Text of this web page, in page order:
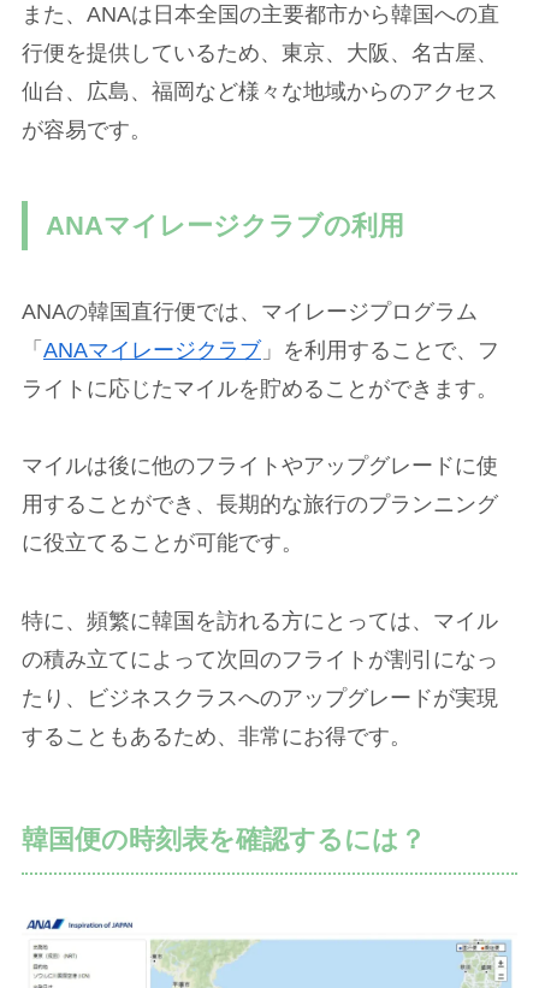
また、ANAは日本全国の主要都市から韓国への直
行便を提供しているため、東京、大阪、名古屋、
仙台、広島、福岡など様々な地域からのアクセス
が容易です。
ANAマイレージクラブの利用
ANAの韓国直行便では、マイレージプログラム
「 ANAマイレージクラブ 」を利用することで、フ
ライトに応じたマイルを貯めることができます。
マイルは後に他のフライトやアップグレードに使
用することができ、長期的な旅行のプランニング
に役立てることが可能です。
特に、頻繁に韓国を訪れる方にとっては、マイル
の積み立てによって次回のフライトが割引になっ
たり、ビジネスクラスへのアップグレードが実現
することもあるため、非常にお得です。
韓国便の時刻表を確認するには？